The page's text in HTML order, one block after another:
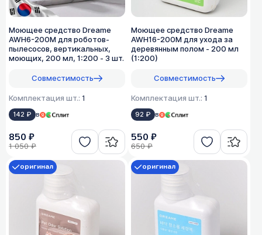
Моющее средство Dreame
AWH6-200M для роботов-
пылесосов, вертикальных,
моющих, 200 мл, 1:200 - 3 шт.
Совместимость
Комплектация шт.: 1
142 ₽ в
850 ₽
1 050 ₽
Моющее средство Dreame
AWH16-200M для ухода за
деревянным полом - 200 мл
(1:200)
Совместимость
Комплектация шт.: 1
92 ₽ в
550 ₽
650 ₽
оригинал оригинал